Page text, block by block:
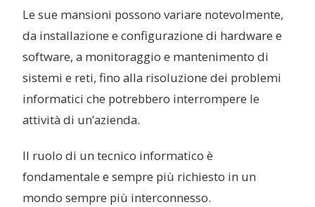
Le sue mansioni possono variare notevolmente,
da installazione e configurazione di hardware e
software, a monitoraggio e mantenimento di
sistemi e reti, fino alla risoluzione dei problemi
informatici che potrebbero interrompere le
attività di un’azienda.
Il ruolo di un tecnico informatico è
fondamentale e sempre più richiesto in un
mondo sempre più interconnesso.